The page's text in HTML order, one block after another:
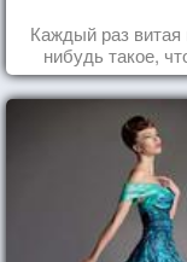
Каждый раз витая
нибудь такое,